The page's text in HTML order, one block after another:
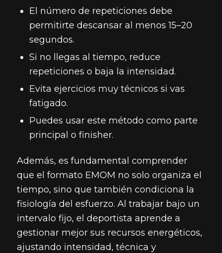
El número de repeticiones debe
permitirte descansar al menos 15–20
segundos.
Si no llegas al tiempo, reduce
repeticiones o baja la intensidad.
Evita ejercicios muy técnicos si vas
fatigado.
Puedes usar este método como parte
principal o finisher.
Además, es fundamental comprender
que el formato EMOM no solo organiza el
tiempo, sino que también condiciona la
fisiología del esfuerzo. Al trabajar bajo un
intervalo fijo, el deportista aprende a
gestionar mejor sus recursos energéticos,
ajustando intensidad, técnica y